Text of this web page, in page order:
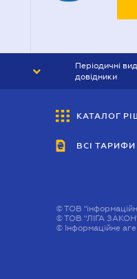
Періодичні
довідники
ВІСНИК
КАТАЛОГ
ВСІ ТАРИФИ
©ТОВ
©ТОВ "ЛІГА
© Інформаційне